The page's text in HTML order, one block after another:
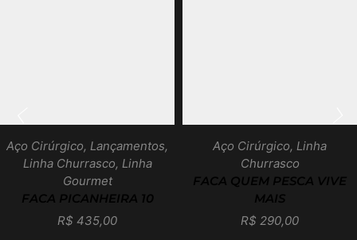
Aço Cirúrgico, Lançamentos,
Linha Churrasco, Linha
Gourmet
FACA PICANHEIRA 10
R$ 435,00
Aço Cirúrgico, Linha
Churrasco
FACA QUEM PESCA VIVE
MAIS
R$ 290,00